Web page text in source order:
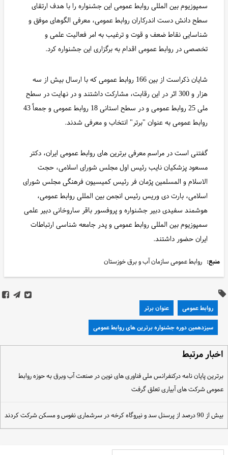
سمپوزیوم بین المللی روابط عمومی این جشنواره را با هدف ارتقای
سطح دانش دست اندرکاران روابط عمومی، معرفی الگوهای موفق و
شناسایی نقاط ضعف و قوت و ترغیب به امر فعالیت علمی و
تخصصی در روابط عمومی اقدام به برگزاری این جشنواره کرد.
شایان ذکراست از بین 166 روابط عمومی که با ارسال بیش از سه
هزار و 300 اثر در این رقابت، مشارکت داشتند و در نهایت در سطح
ملی 25 روابط عمومی و در سطح استانی 18 روابط عمومی و جمعاً 43
روابط عمومی به عنوان "برتر" انتخاب و معرفی شدند.
گفتنی است در مراسم معرفی برترین های روابط عمومی ایران، دکتر
مسعود پزشکیان نایب رئیس اول مجلس شورای اسلامی، حجت
الاسلام و المسلمین پژمان فر رئیس کمیسیون فرهنگی مجلس شورای
اسلامی، بارت دی وریس رئیس انجمن بین المللی روابط عمومی،
هوشمند سفیدی دبیر جشنواره و پروفسور باقر ساروخانی دبیر علمی
سمپوزیوم بین المللی روابط عمومی و پدر جامعه شناسی ارتباطات
ایران حضور داشتند.
منبع: روابط عمومی سازمان آب و برق خوزستان
روابط عمومی عنوان برتر
سیزدهمین دوره جشنواره برترین های روابط عمومی
اخبار مرتبط
برترین پایان نامه درکنفرانس ملی فناوری های نوین در صنعت آب وبرق به حوزه روابط
عمومی شرکت های آبیاری تعلق گرفت
بیش از 90 درصد از پرسنل سد و نیروگاه کرخه در سرشماری نفوس و مسکن شرکت کردند